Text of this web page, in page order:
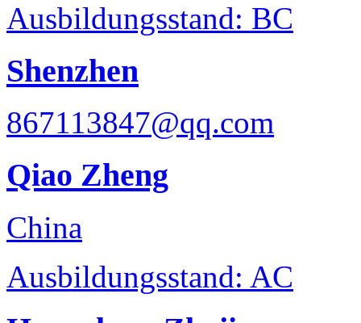
Ausbildungsstand: BC
Shenzhen
867113847@qq.com
Qiao Zheng
China
Ausbildungsstand: AC